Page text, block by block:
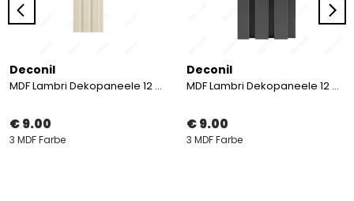
Deconil
MDF Lambri Dekopaneele 12 cm
€ 9.00
3 MDF Farbe
Deconil
MDF Lambri Dekopaneele 12 cm
€ 9.00
3 MDF Farbe